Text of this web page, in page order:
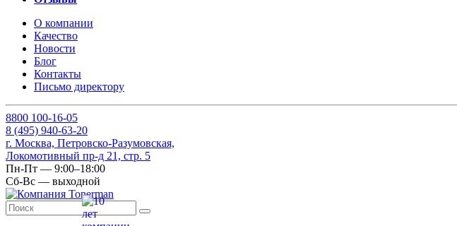
О компании
Качество
Новости
Блог
Контакты
Письмо директору
8800 100-16-05
8 (495) 940-63-20
г. Москва, Петровско-Разумовская,
Локомотивный пр-д 21, стр. 5
Пн-Пт — 9:00–18:00
Сб-Вс — выходной